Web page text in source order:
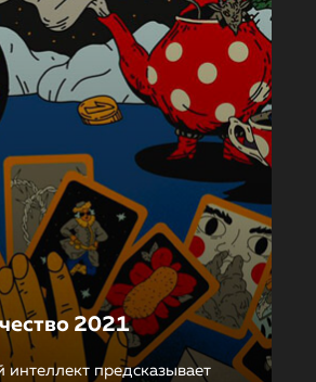
2021
интеллект предсказывает